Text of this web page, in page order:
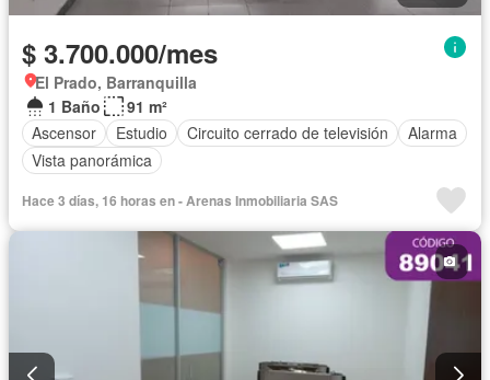
$ 3.700.000/mes
El Prado, Barranquilla
1 Baño
91 m²
Ascensor
Estudio Circuito cerrado de televisión
Alarma
Vista panorámica
Hace 3 días, 16 horas en - Arenas Inmobiliaria SAS